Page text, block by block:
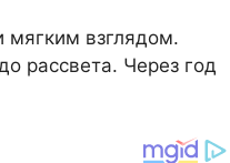
мягким взглядом.
рассвета. Через год